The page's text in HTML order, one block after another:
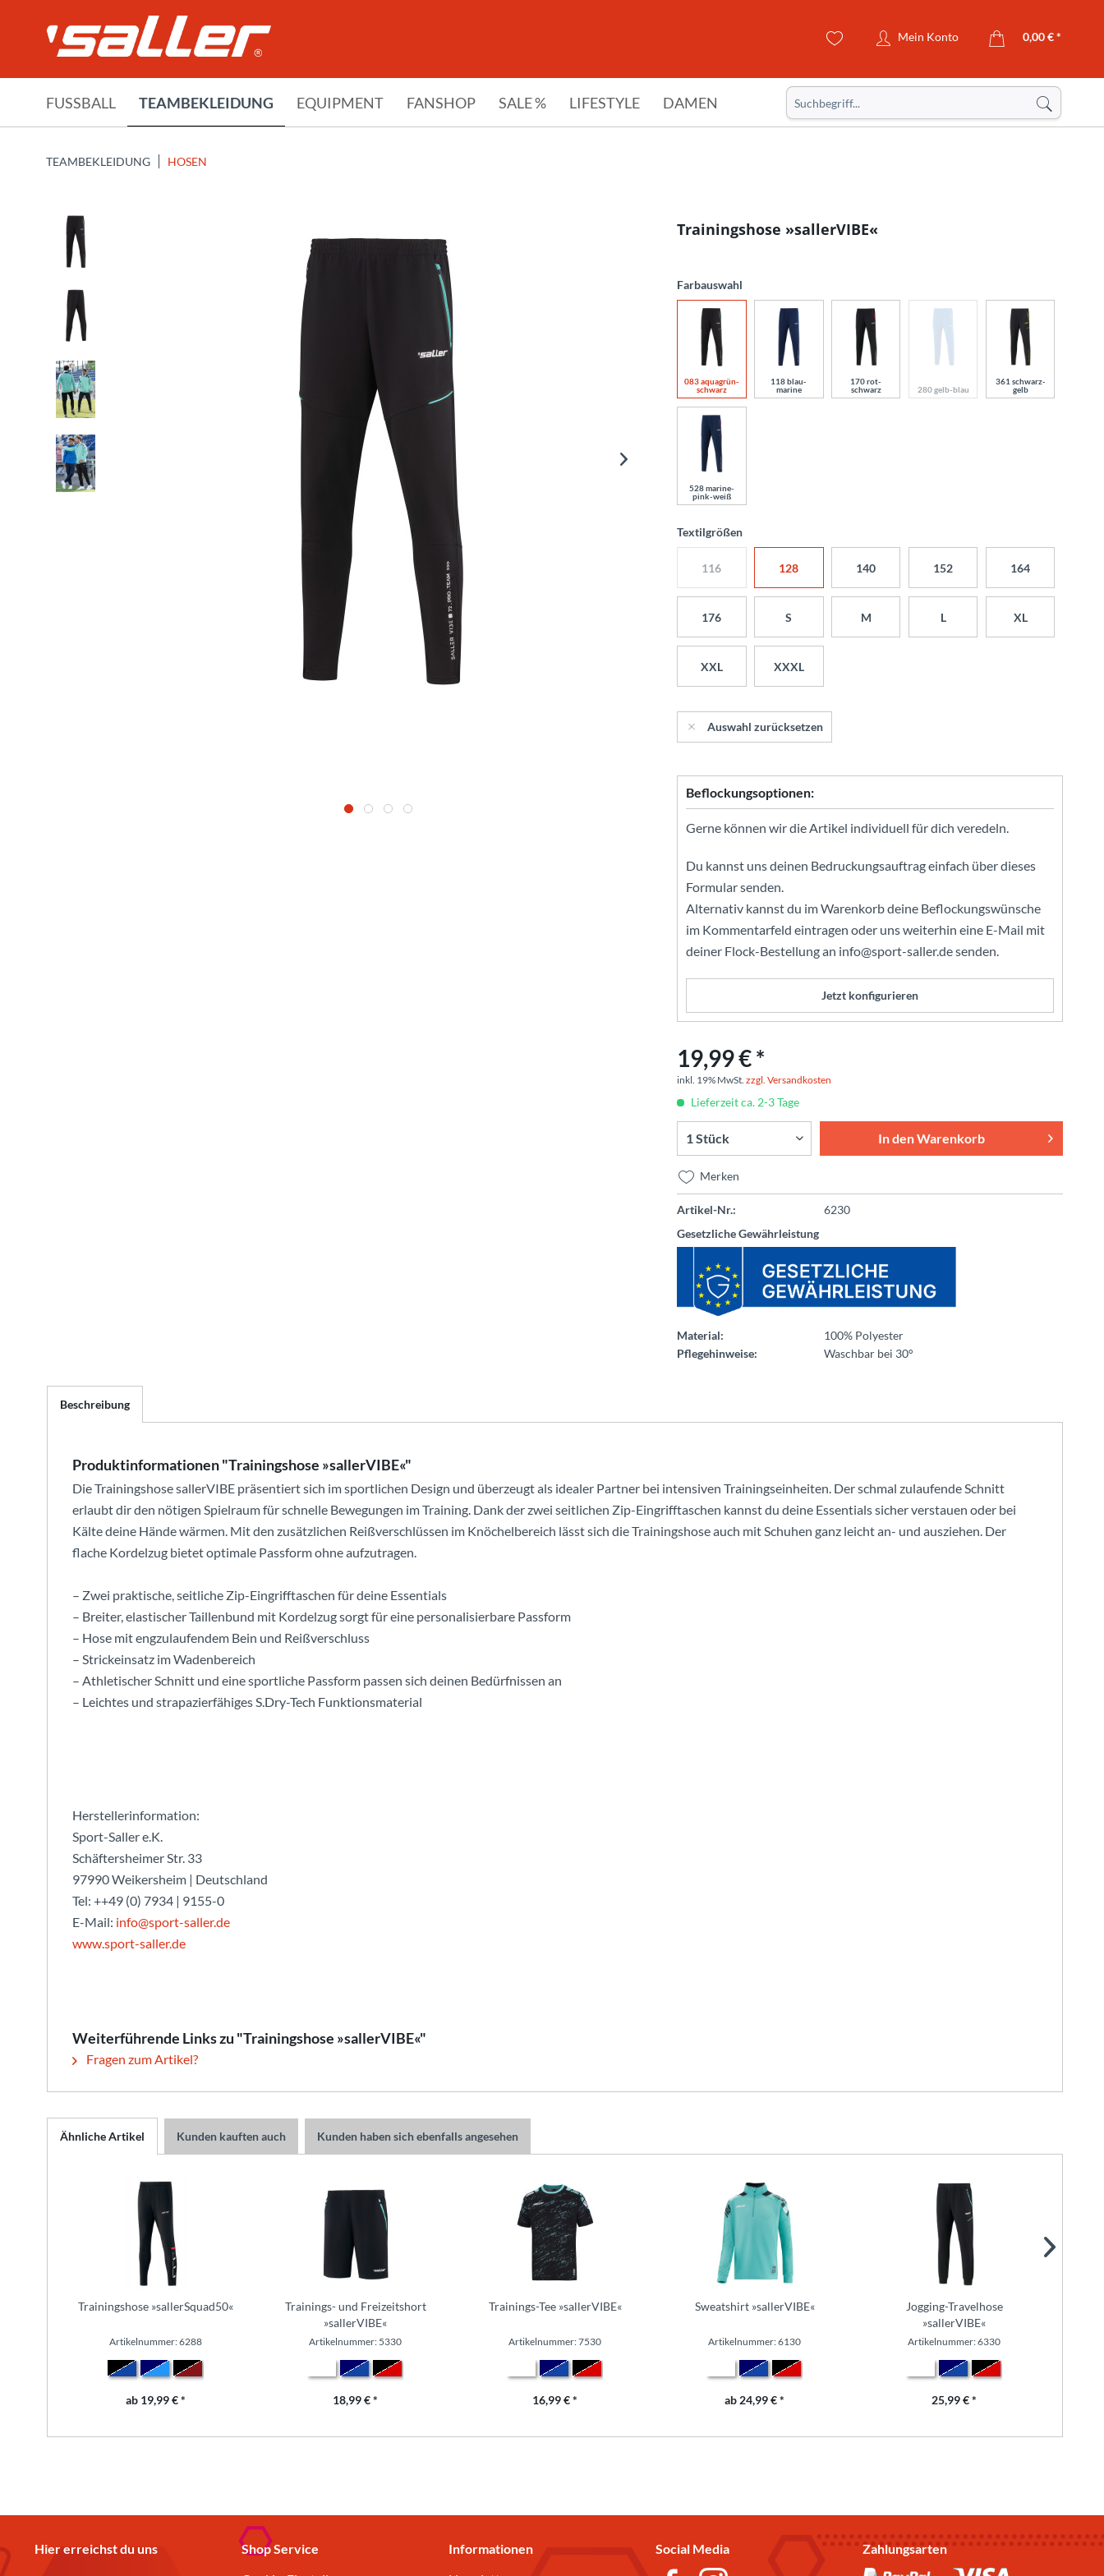
Mein Konto 0,00 € *
FUSSBALL TEAMBEKLEIDUNG EQUIPMENT FANSHOP SALE % LIFESTYLE DAMEN
TEAMBEKLEIDUNG HOSEN
Trainingshose »sallerVIBE«
Farbauswahl
083 aquagrün-
schwarz
118 blau-
marine
170 rot-
schwarz
280 gelb-blau
361 schwarz-
gelb
528 marine-
pink-weiß
Textilgrößen
116 128 140 152 164
176 S M L XL
XXL XXXL
Auswahl zurücksetzen
Beflockungsoptionen:
Gerne können wir die Artikel individuell für dich veredeln.
Du kannst uns deinen Bedruckungsauftrag einfach über dieses
Formular senden.
Alternativ kannst du im Warenkorb deine Beflockungswünsche
im Kommentarfeld eintragen oder uns weiterhin eine E-Mail mit
deiner Flock-Bestellung an info@sport-saller.de senden.
Jetzt konfigurieren
19,99 € *
inkl. 19% MwSt. zzgl. Versandkosten
Lieferzeit ca. 2-3 Tage
In denWarenkorb
Merken
Artikel-Nr.:
6230
Gesetzliche Gewährleistung
Material:
100% Polyester
Pflegehinweise:
Waschbar bei 30°
Beschreibung
Produktinformationen "Trainingshose »sallerVIBE«"
Die Trainingshose sallerVIBE präsentiert sich im sportlichen Design und überzeugt als idealer Partner bei intensiven Trainingseinheiten. Der schmal zulaufende Schnitt
erlaubt dir den nötigen Spielraum für schnelle Bewegungen im Training. Dank der zwei seitlichen Zip-Eingrifftaschen kannst du deine Essentials sicher verstauen oder bei
Kälte deine Hände wärmen. Mit den zusätzlichen Reißverschlüssen im Knöchelbereich lässt sich die Trainingshose auch mit Schuhen ganz leicht an- und ausziehen. Der
flache Kordelzug bietet optimale Passform ohne aufzutragen.
– Zwei praktische, seitliche Zip-Eingrifftaschen für deine Essentials
– Breiter, elastischer Taillenbund mit Kordelzug sorgt für eine personalisierbare Passform
– Hose mit engzulaufendem Bein und Reißverschluss
– Strickeinsatz im Wadenbereich
– Athletischer Schnitt und eine sportliche Passform passen sich deinen Bedürfnissen an
– Leichtes und strapazierfähiges S.Dry-Tech Funktionsmaterial
Herstellerinformation:
Sport-Saller e.K.
Schäftersheimer Str. 33
97990 Weikersheim | Deutschland
Tel: ++49 (0) 7934 | 9155-0
E-Mail: info@sport-saller.de
www.sport-saller.de
Weiterführende Links zu "Trainingshose »sallerVIBE«"
Fragen zum Artikel?
Ähnliche Artikel Kunden kauften auch Kunden haben sich ebenfalls angesehen
Trainingshose »sallerSquad50«
Artikelnummer: 6288
ab 19,99 € *
Trainings- und Freizeitshort
»sallerVIBE«
Artikelnummer: 5330
18,99 € *
Trainings-Tee »sallerVIBE«
Artikelnummer: 7530
16,99 € *
Sweatshirt »sallerVIBE«
Artikelnummer: 6130
ab 24,99 € *
Jogging-Travelhose
»sallerVIBE«
Artikelnummer: 6330
25,99 € *
Hier erreichst du uns
Shop Service
Informationen
Social Media Zahlungsarten